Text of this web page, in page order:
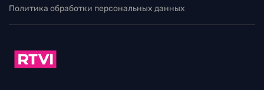
Политика обработки персональных данных